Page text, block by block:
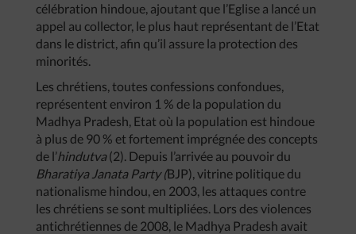
célébration hindoue, ajoutant que l’Eglise a lancé un
appel au collector, le plus haut représentant de l’Etat
dans le district, afin qu’il assure la protection des
minorités.
Les chrétiens, toutes confessions confondues,
représentent environ 1 % de la population du
Madhya Pradesh, Etat où la population est hindoue
à plus de 90 % et fortement imprégnée des concepts
de l’hindutva(2). Depuis l’arrivée au pouvoir du
Bharatiya Janata Party (BJP), vitrine politique du
nationalisme hindou, en 2003, les attaques contre
les chrétiens se sont multipliées. Lors des violences
antichrétiennes de 2008, le Madhya Pradesh avait